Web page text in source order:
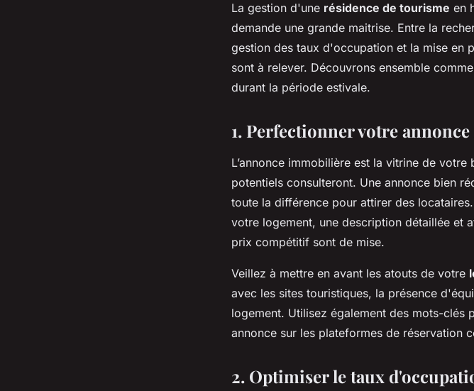
La gestion d'une résidence de tourisme en
demande une grande maitrise. Entre la
gestion des taux d'occupation et la mise en
sont à relever. Découvrons ensemble
durant la période estivale.
1. Perfectionner votre
L’annonce immobilière est la vitrine de
potentiels consulteront. Une annonce bien
toute la différence pour attirer des
votre logement, une description détaillée et
prix compétitif sont de mise.
Veillez à mettre en avant les atouts de votre
avec les sites touristiques, la présence
logement. Utilisez également des mots-
annonce sur les plateformes de réservation
2. Optimiser le taux